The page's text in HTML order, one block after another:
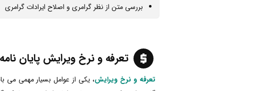
بررسی متن از نظر گرامری و اصلاح ایرادات گرامری
تعرفه و نرخ ویرایش پایان
تعرفه و نرخ ویرایش، یکی از عوامل بسیار مهمی می